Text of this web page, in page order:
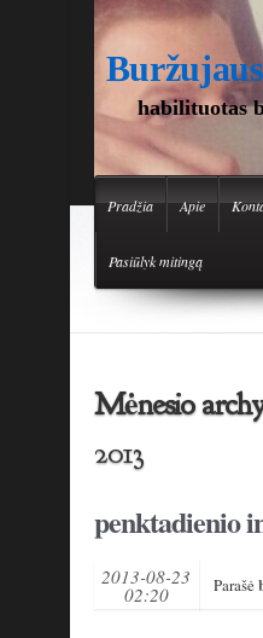
habilituotas
Pradžia Apie
Pasiūlyk mitingą
Mėnesio
2013
penktadienio
2013-08-23
02:20 Parašė